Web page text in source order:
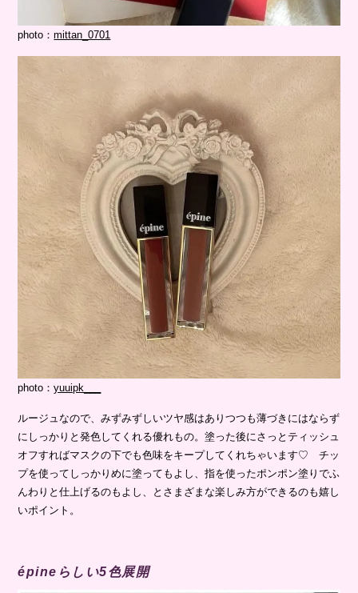
photo：mittan_0701
photo：yuuipk___
ルージュなので、みずみずしいツヤ感はありつつも薄づきにはならず
にしっかりと発色してくれる優れもの。塗った後にさっとティッシュ
オフすればマスクの下でも色味をキープしてくれちゃいます♡ チッ
プを使ってしっかりめに塗ってもよし、指を使ったポンポン塗りでふ
んわりと仕上げるのもよし、とさまざまな楽しみ方ができるのも嬉し
いポイント。
épineらしい5色展開